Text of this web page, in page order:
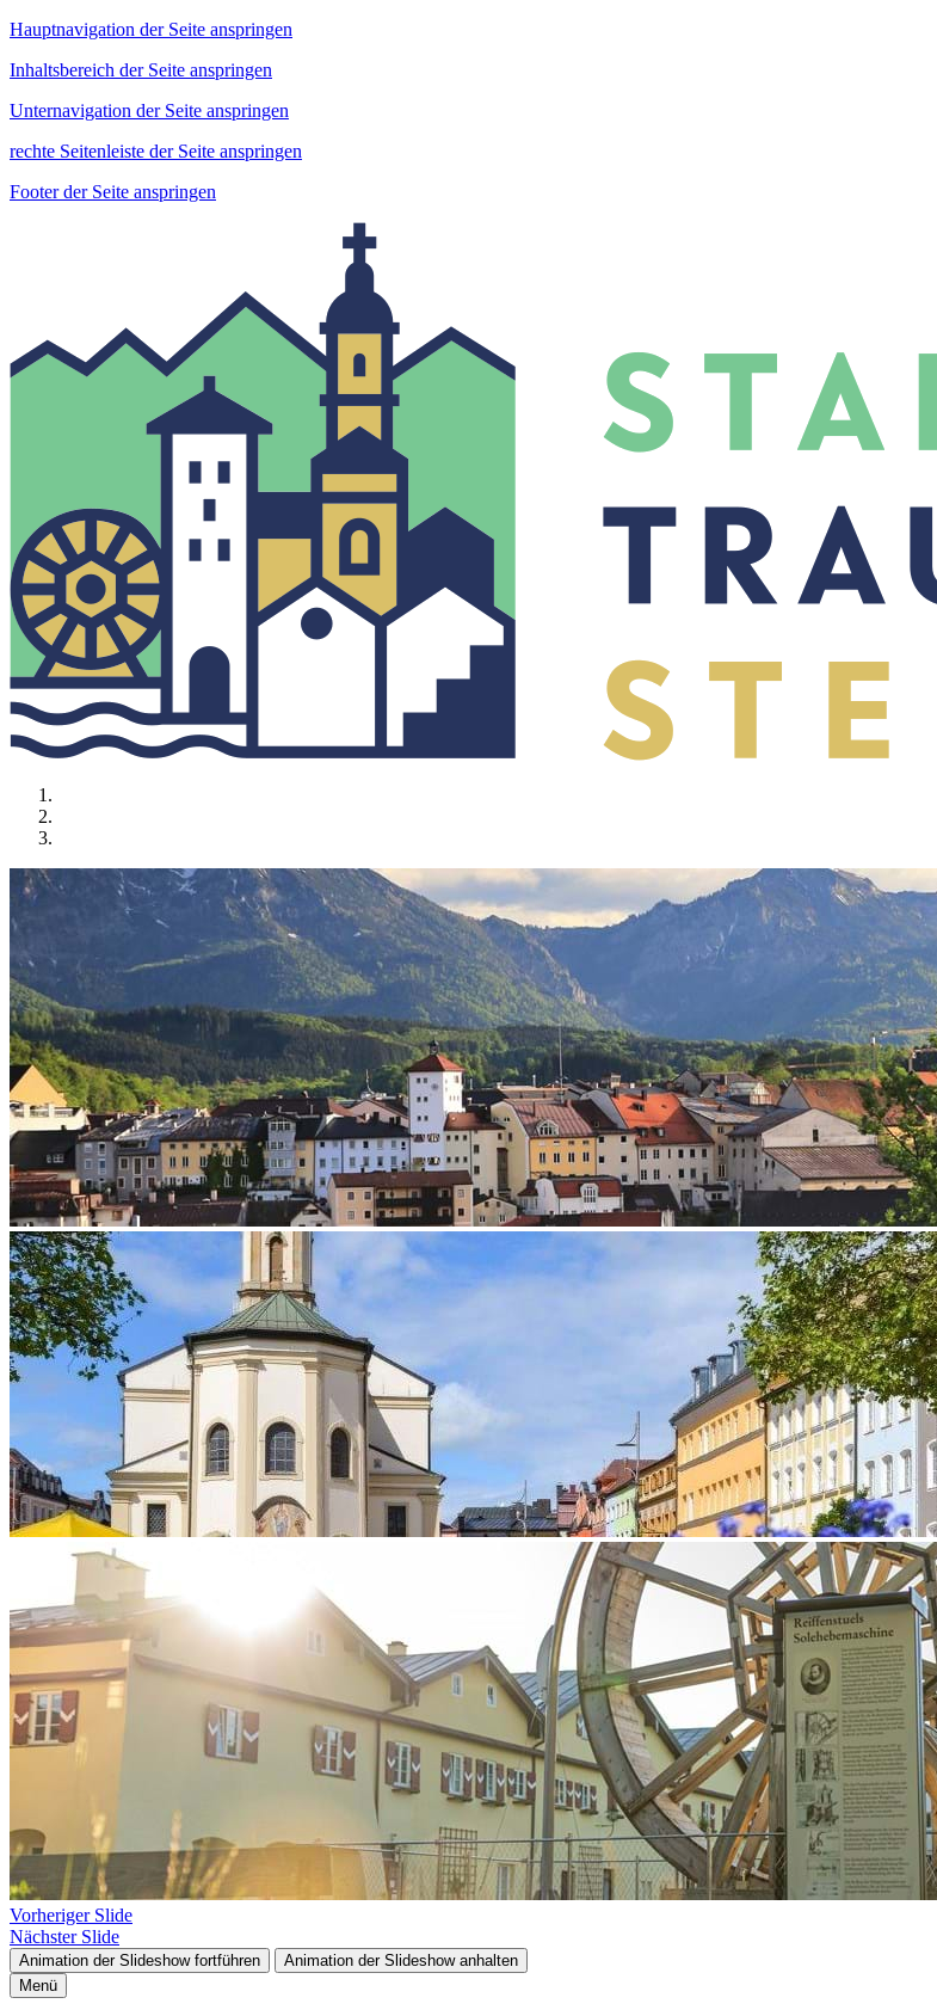
Hauptnavigation der Seite anspringen
Inhaltsbereich der Seite anspringen
Unternavigation der Seite anspringen
rechte Seitenleiste der Seite anspringen
Footer der Seite anspringen
Vorheriger Slide
Nächster Slide
Animation der Slideshow fortführen
Animation der Slideshow anhalten
Menü